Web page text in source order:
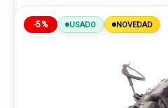
-5% USADO NOVEDAD